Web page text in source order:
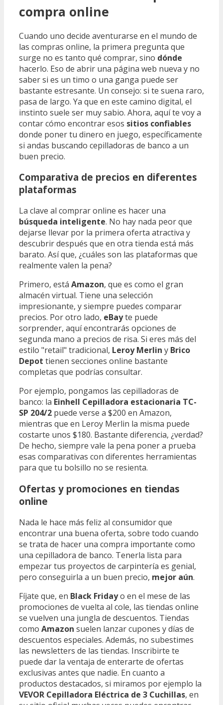
compra online
Cuando uno decide aventurarse en el mundo de
las compras online, la primera pregunta que
surge no es tanto qué comprar, sino dónde
hacerlo. Eso de abrir una página web nueva y no
saber si es un timo o una ganga puede ser
bastante estresante. Un consejo: si te suena raro,
pasa de largo. Ya que en este camino digital, el
instinto suele ser muy sabio. Ahora, aquí te voy a
contar cómo encontrar esos sitios confiables
donde poner tu dinero en juego, específicamente
si andas buscando cepilladoras de banco a un
buen precio.
Comparativa de precios en diferentes
plataformas
La clave al comprar online es hacer una
búsqueda inteligente. No hay nada peor que
dejarse llevar por la primera oferta atractiva y
descubrir después que en otra tienda está más
barato. Así que, ¿cuáles son las plataformas que
realmente valen la pena?
Primero, está Amazon, que es como el gran
almacén virtual. Tiene una selección
impresionante, y siempre puedes comparar
precios. Por otro lado, eBayte puede
sorprender, aquí encontrarás opciones de
segunda mano a precios de risa. Si eres más del
estilo "retail" tradicional, Leroy Merlin y Brico
Depot tienen secciones online bastante
completas que podrías consultar.
Por ejemplo, pongamos las cepilladoras de
banco: la Einhell Cepilladora estacionaria TC-
SP 204/2 puede verse a $200 en Amazon,
mientras que en Leroy Merlin la misma puede
costarte unos $180. Bastante diferencia, ¿verdad?
De hecho, siempre vale la pena poner a prueba
esas comparativas con diferentes herramientas
para que tu bolsillo no se resienta.
Ofertas y promociones en tiendas
online
Nada le hace más feliz al consumidor que
encontrar una buena oferta, sobre todo cuando
se trata de hacer una compra importante como
una cepilladora de banco. Tenerla lista para
empezar tus proyectos de carpintería es genial,
pero conseguirla a un buen precio, mejor aún.
Fíjate que, en Black Fridayo en el mese de las
promociones de vuelta al cole, las tiendas online
se vuelven una jungla de descuentos. Tiendas
como Amazon suelen lanzar cupones y días de
descuentos especiales. Además, no subestimes
las newsletters de las tiendas. Inscribirte te
puede dar la ventaja de enterarte de ofertas
exclusivas antes que nadie. En cuanto a
productos destacados, si miramos por ejemplo la
VEVOR Cepilladora Eléctrica de 3 Cuchillas, en